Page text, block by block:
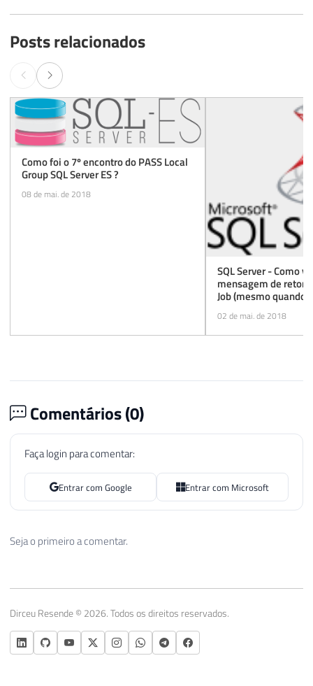
Posts relacionados
Como foi o 7º encontro do PASS Local
Group SQL Server ES ?
08 de mai. de 2018
SQL Server - Como
mensagem de
Job (mesmo quando
4000 caracteres)
02 de mai. de 2018
Comentários (0)
Faça login para comentar:
Entrar com Google Entrar com Microsoft
Seja o primeiro a comentar.
Dirceu Resende © 2026. Todos os direitos reservados.